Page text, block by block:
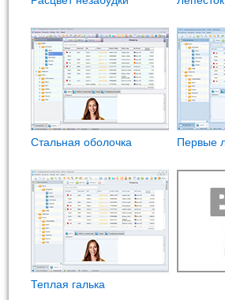
Стальная оболочка Первые
Теплая галька